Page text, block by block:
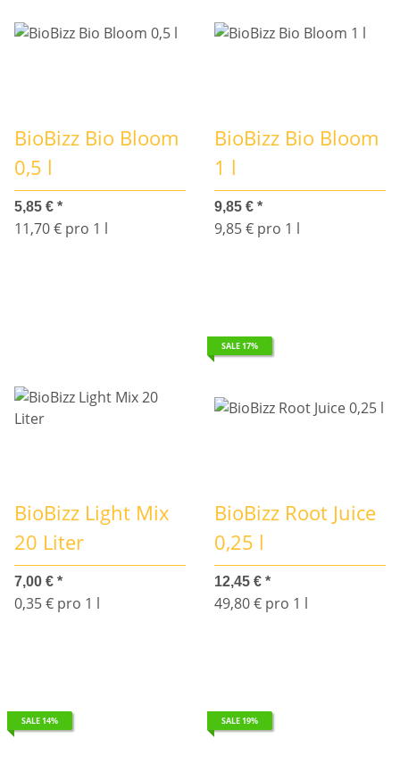
BioBizz Bio Bloom
0,5 l
5,85 € *
11,70 € pro 1 l
BioBizz Bio Bloom
1 l
9,85 € *
9,85 € pro 1 l
BioBizz Light Mix
20 Liter
7,00 € *
0,35 € pro 1 l
SALE 17%
BioBizz Root Juice
0,25 l
12,45 € *
49,80 € pro 1 l
SALE 14% SALE 19%